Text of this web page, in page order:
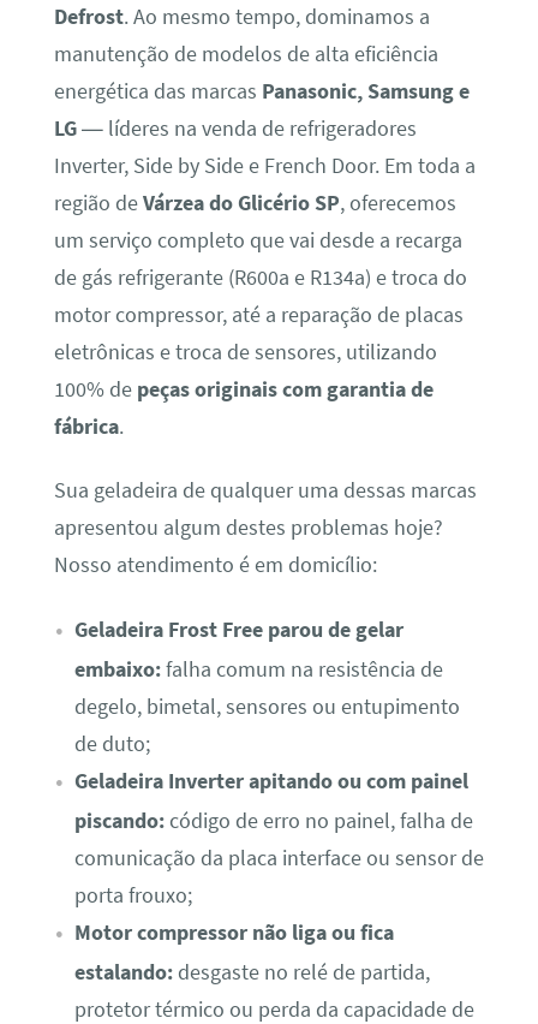
Defrost. Ao mesmo tempo, dominamos a
manutenção de modelos de alta eficiência
energética das marcas Panasonic, Samsung e
LG— líderes na venda de refrigeradores
Inverter, Side by Side e French Door. Em toda a
região deVárzea do Glicério SP, oferecemos
um serviço completo que vai desde a recarga
de gás refrigerante (R600a e R134a) e troca do
motor compressor, até a reparação de placas
eletrônicas e troca de sensores, utilizando
100% de peças originais com garantia de
fábrica.
Sua geladeira de qualquer uma dessas marcas
apresentou algum destes problemas hoje?
Nosso atendimento é em domicílio:
Geladeira Frost Free parou de gelar
embaixo:falha comum na resistência de
degelo, bimetal, sensores ou entupimento
de duto;
Geladeira Inverter apitando ou com painel
piscando:código de erro no painel, falha de
comunicação da placa interface ou sensor de
porta frouxo;
Motor compressor não liga ou fica
estalando:desgaste no relé de partida,
protetor térmico ou perda da capacidade de